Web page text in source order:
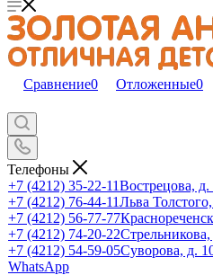
Сравнение0 Отложенные0
Телефоны
+7 (4212) 35-22-11Вострецова, д.
+7 (4212) 76-44-11Льва
+7 (4212) 56-77-77
+7 (4212) 74-20-22Стрельникова,
+7 (4212) 54-59-05Суворова, д.
WhatsApp